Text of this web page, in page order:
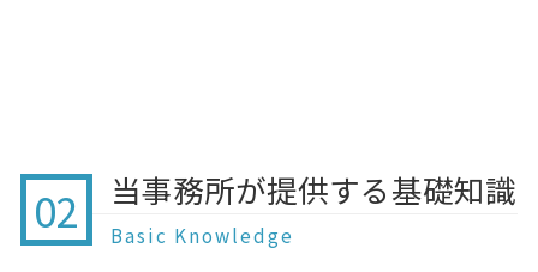
02 当事務所が提供する基礎知識
Basic Knowledge